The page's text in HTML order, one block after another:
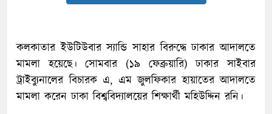
কলকাতার ইউটিউবার স্যান্ডি সাহার বিরুদ্ধে ঢাকার আদালতে
মামলা হয়েছে। সোমবার (১৯ ফেব্রুয়ারি) ঢাকার সাইবার
ট্রাইব্যুনালের বিচারক এ, এম জুলফিকার হায়াতের আদালতে
মামলা করেন ঢাকা বিশ্ববিদ্যালয়ের শিক্ষার্থী মহিউদ্দিন রনি।